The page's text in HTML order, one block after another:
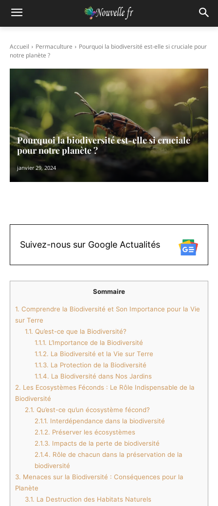
Accueil Permaculture
Pourquoi la biodiversité est-elle si cruciale pour
notre planète ?
Pourquoi la biodiversité est-elle si cruciale
pour notre planète ?
janvier 29, 2024
Suivez-nous sur Google Actualités
Sommaire
1. Comprendre la Biodiversité et Son Importance pour la Vie
sur Terre
1.1. Qu’est-ce que la Biodiversité?
1.1.1. L’Importance de la Biodiversité
1.1.2. La Biodiversité et la Vie sur Terre
1.1.3. La Protection de la Biodiversité
1.1.4. La Biodiversité dans Nos Jardins
2. Les Ecosystèmes Féconds : Le Rôle Indispensable de la
Biodiversité
2.1. Qu’est-ce qu’un écosystème fécond?
2.1.1. Interdépendance dans la biodiversité
2.1.2. Préserver les écosystèmes
2.1.3. Impacts de la perte de biodiversité
2.1.4. Rôle de chacun dans la préservation de la
biodiversité
3. Menaces sur la Biodiversité : Conséquences pour la
Planète
3.1. La Destruction des Habitats Naturels